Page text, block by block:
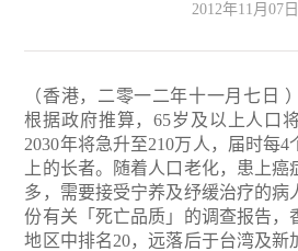
2012年11月07日
（香港，二零一二年十一月七日
根据政府推算，65岁及以上人口
2030年将急升至210万人，届时每4
上的长者。随着人口老化，患上
多，需要接受宁养及纾缓治疗的病
份有关「死亡品质」的调查报告，
地区中排名20，远落后于台湾及新